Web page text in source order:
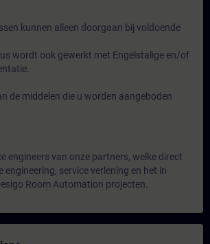
kunnen alleen doorgaan bij voldoende
wordt ook gewerkt met Engelstalige en/of
de middelen die u worden aangeboden
engineers van onze partners, welke direct
engineering, service verlening en het in
Room Automation projecten.